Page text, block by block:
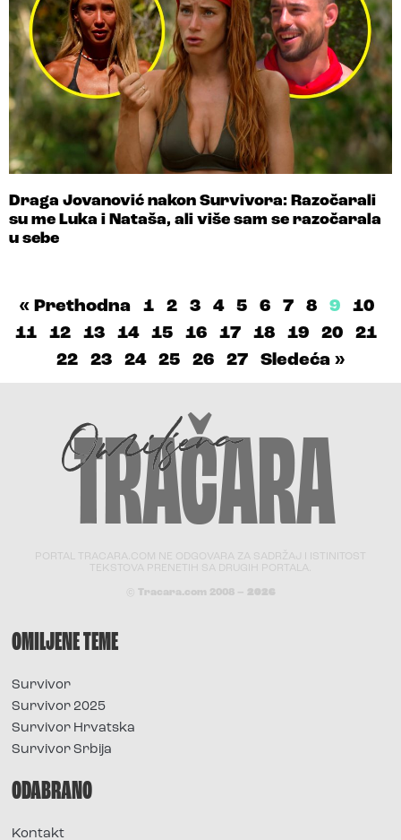
Draga Jovanović nakon Survivora: Razočarali
su me Luka i Nataša, ali više sam se razočarala
u sebe
« Prethodna 1 2 3 4 5 6 7 8 9
10
11
12 13 14 15 16 17 18 19 20
21
22
23 24 25 26 27 Sledeća »
PORTAL TRACARA.COM NE ODGOVARA ZA SADRŽAJ I ISTINITOST
TEKSTOVA PRENETIH SA DRUGIH PORTALA.
© Tracara.com 2008 – 2026
OMILJENE TEME
Survivor
Survivor 2025
Survivor Hrvatska
Survivor Srbija
ODABRANO
Kontakt